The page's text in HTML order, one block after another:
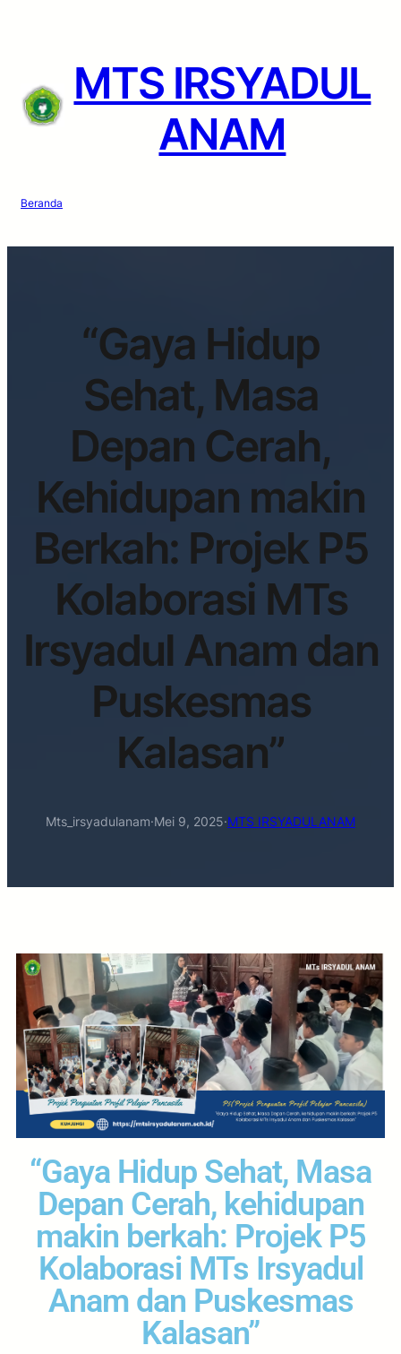
MTS IRSYADUL
ANAM
Beranda
“Gaya Hidup
Sehat, Masa
Depan Cerah,
Kehidupan makin
Berkah: Projek P5
Kolaborasi MTs
Irsyadul Anam dan
Puskesmas
Kalasan”
Mts_irsyadulanam·Mei 9, 2025·MTS IRSYADULANAM
“Gaya Hidup Sehat, Masa
Depan Cerah, kehidupan
makin berkah: Projek P5
Kolaborasi MTs Irsyadul
Anam dan Puskesmas
Kalasan”